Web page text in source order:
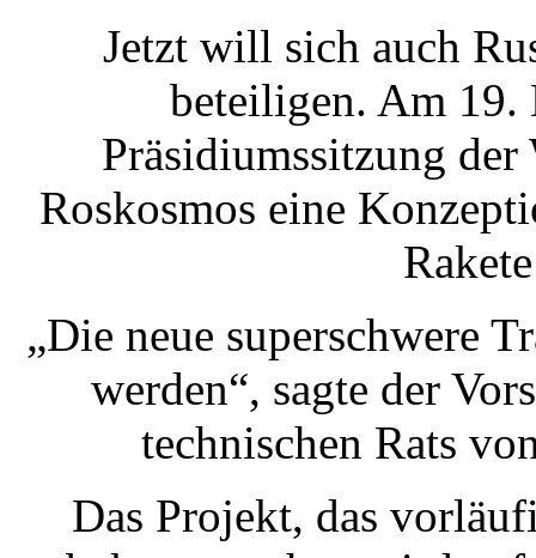
Jetzt will sich auch
beteiligen. Am 19.
Präsidiumssitzung
Roskosmos eine
„Die neue superschwere
werden“, sagte der
technischen Rats
Das Projekt, das